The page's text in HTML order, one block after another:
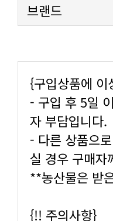
브랜드
{구입상품에 이
자 부담입니다.
실 경우 구매자
**농산물은 받
{!! 주의사항}